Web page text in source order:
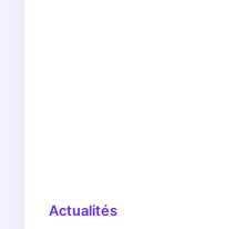
Actualités